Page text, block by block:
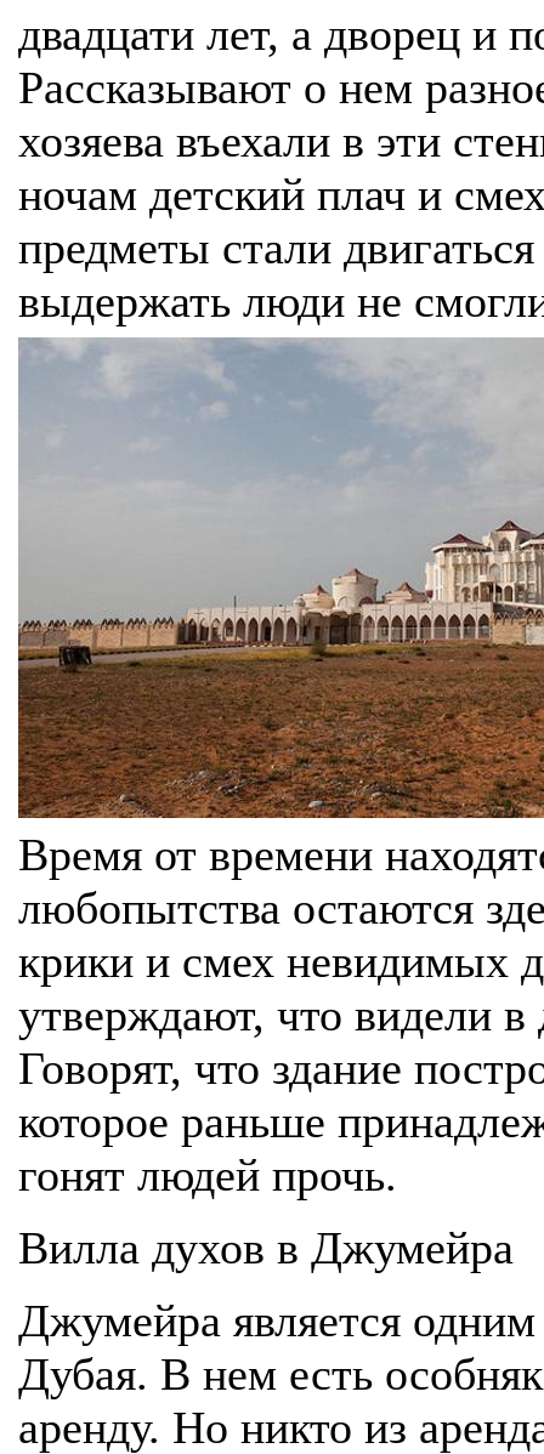
двадцати лет, а дворец и
Рассказывают о нем
хозяева въехали в эти
ночам детский плач и
предметы стали
выдержать люди не
Время от времени
любопытства остаются
крики и смех невидимых
утверждают, что видели
Говорят, что здание
которое раньше
гонят людей прочь.
Вилла духов в Джумейра
Джумейра является
Дубая. В нем есть
аренду. Но никто из